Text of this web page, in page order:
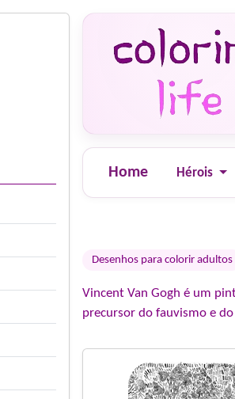
Home Hérois
Desenhos para colorir adultos
Vincent Van Gogh é um
precursor do fauvismo e